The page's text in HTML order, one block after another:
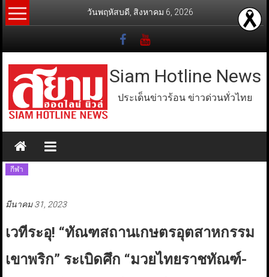
Skip
to
วันพฤหัสบดี, สิงหาคม 6, 2026
Siam Hotline News
ประเด็นข่าวร้อน ข่าวด่วนทั่วไทย
กีฬา
มีนาคม 31, 2023
เวทีระอุ! “ทัณฑสถานเกษตรอุตสาหกรรม
เขาพริก” ระเบิดศึก “มวยไทยราชทัณฑ์-